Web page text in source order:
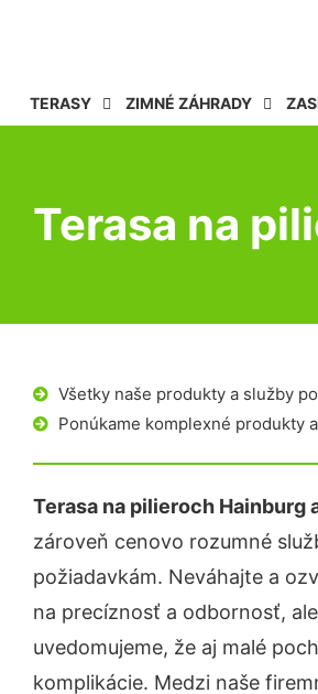
TERASY ZIMNÉ ZÁHRADY
Terasa na
Všetky naše produkty a služby
Ponúkame komplexné produkty
Terasa na pilieroch Hainburg
zároveň cenovo rozumné
požiadavkám. Neváhajte a
na precíznosť a odbornosť,
uvedomujeme, že aj malé
komplikácie. Medzi naše